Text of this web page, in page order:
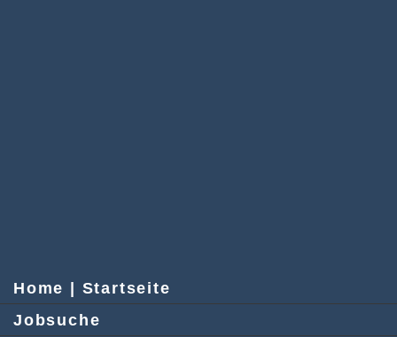
Home | Startseite
Jobsuche